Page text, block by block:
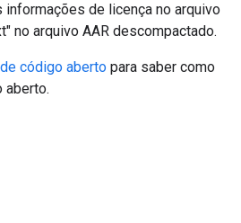
informações de licença no arquivo
no arquivo AAR descompactado.
código aberto para saber como
aberto.